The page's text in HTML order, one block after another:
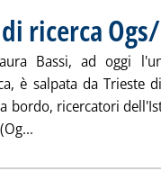
ricerca
Bassi, ad oggi
è salpata da Trieste
bordo, ricercatori
Leggi tutta la